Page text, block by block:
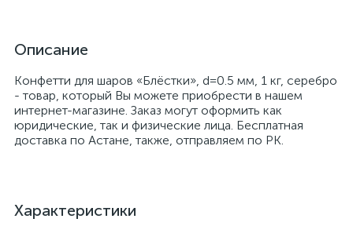
Описание
Конфетти для шаров «Блёстки», d=0.5 мм, 1 кг, серебро
- товар, который Вы можете приобрести в нашем
интернет-магазине. Заказ могут оформить как
юридические, так и физические лица. Бесплатная
доставка по Астане, также, отправляем по РК.
Характеристики